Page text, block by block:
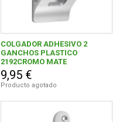
COLGADOR ADHESIVO 2
GANCHOS PLASTICO
2192CROMO MATE
9,95 €
Producto agotado